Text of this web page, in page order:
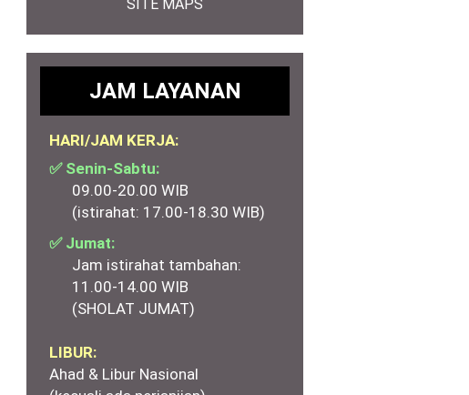
SITE MAPS
JAM LAYANAN
HARI/JAM KERJA:
✅ Senin-Sabtu:
09.00-20.00 WIB
(istirahat: 17.00-18.30 WIB)
✅ Jumat:
Jam istirahat tambahan:
11.00-14.00 WIB
(SHOLAT JUMAT)
LIBUR:
Ahad & Libur Nasional